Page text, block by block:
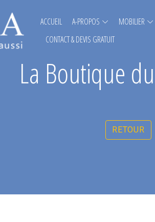
ACCUEIL A-PROPOS MOBILIER
CONTACT & DEVIS GRATUIT
La Boutique
RETOUR